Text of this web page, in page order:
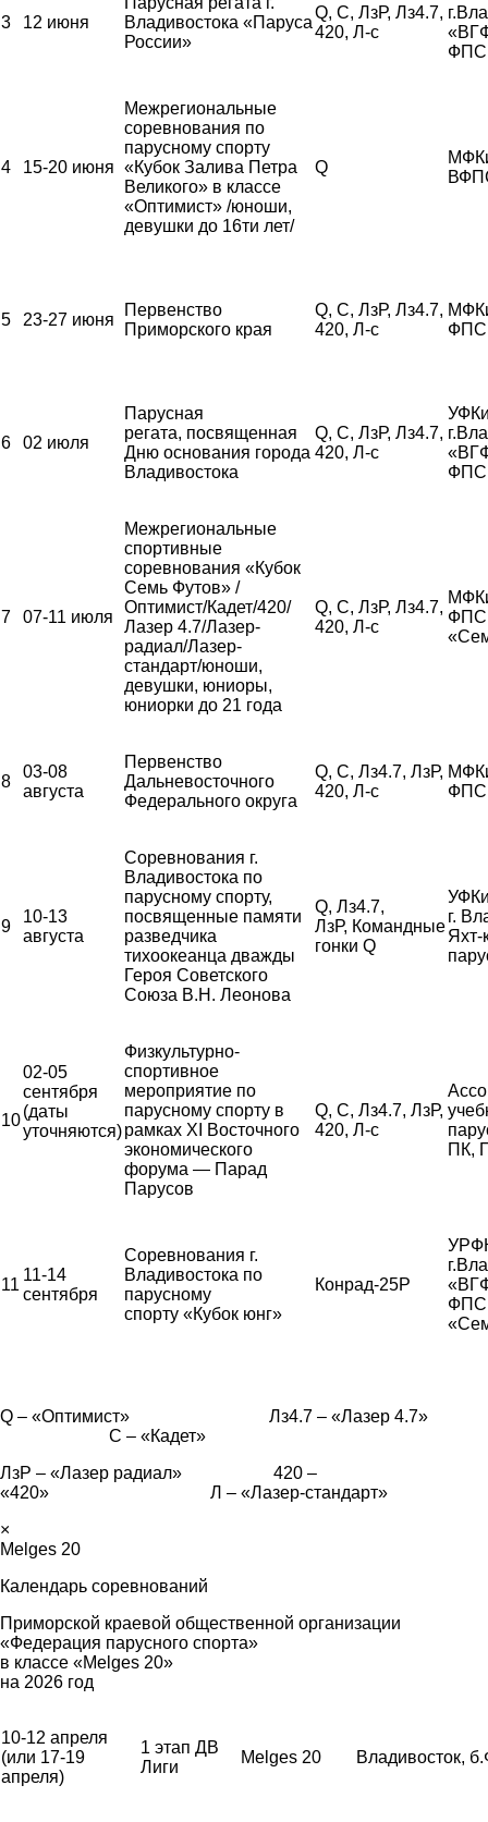
3 12 июня
Владивостока «Паруса
России»
Q, С, ЛзР, Лз4.7,
420, Л-с
ФПС
4 15-20 июня
Межрегиональные
соревнования по
парусному спорту
«Кубок Залива Петра
Великого» в классе
«Оптимист» /юноши,
девушки до 16ти лет/
Q
5 23-27 июня
Первенство
Приморского края
Q, С, ЛзР, Лз4.7,
420, Л-с
ФПС
6 02 июля
Парусная
регата, посвященная
Дню основания города
Владивостока
Q, С, ЛзР, Лз4.7,
420, Л-с
ФПС
7 07-11 июля
Межрегиональные
спортивные
соревнования «Кубок
Семь Футов» /
Оптимист/Кадет/420/
Лазер 4.7/Лазер-
радиал/Лазер-
стандарт/юноши,
девушки, юниоры,
юниорки до 21 года
Q, С, ЛзР, Лз4.7,
420, Л-с
ФПС,
8
03-08
августа
Первенство
Дальневосточного
Федерального округа
Q, С, Лз4.7, ЛзР,
420, Л-с
ФПС
9
10-13
августа
Соревнования г.
Владивостока по
парусному спорту,
посвященные памяти
разведчика
тихоокеанца дважды
Героя Советского
Союза В.Н. Леонова
Q, Лз4.7,
ЛзР, Командные
гонки Q
г.
Яхт-
10
02-05
сентября
(даты
уточняются)
Физкультурно-
спортивное
мероприятие по
парусному спорту в
рамках XI Восточного
экономического
форума — Парад
Парусов
Q, С, Лз4.7, ЛзР,
420, Л-с
ПК,
11
11-14
сентября
Соревнования г.
Владивостока по
парусному
спорту «Кубок юнг»
Конрад-25Р
Q – «Оптимист» Лз4.7 – «Лазер 4.7»
С – «Кадет»
ЛзР – «Лазер радиал» 420 –
«420» Л – «Лазер-стандарт»
×
Melges 20
Календарь соревнований
Приморской краевой общественной организации
«Федерация парусного спорта»
в классе «Melges 20»
на 2026 год
10-12 апреля
(или 17-19
апреля)
1 этап ДВ
Лиги
Melges 20 Владивосток,